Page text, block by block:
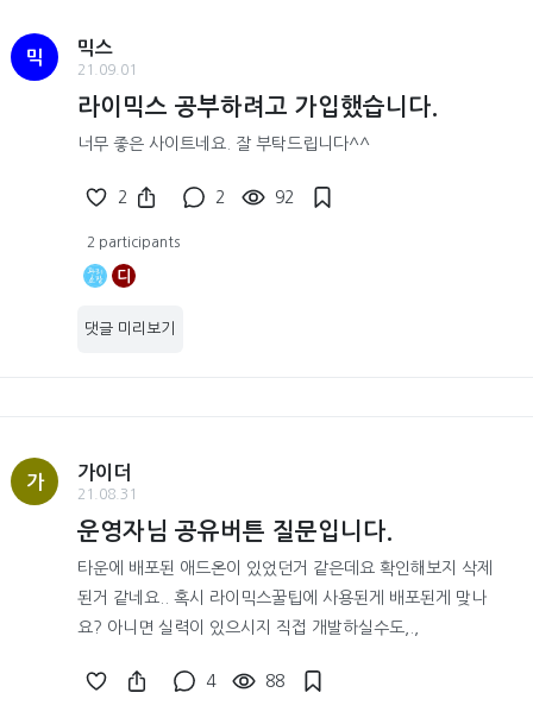
믹
믹스
21.09.01
라이믹스 공부하려고 가입했습니다.
너무 좋은 사이트네요. 잘 부탁드립니다^^
2 2 92
2 participants
디
댓글 미리보기
가
가이더
21.08.31
운영자님 공유버튼 질문입니다.
타운에 배포된 애드온이 있었던거 같은데요 확인해보지 삭제
된거 같네요.. 혹시 라이믹스꿀팁에 사용된게 배포된게 맞나
요? 아니면 실력이 있으시지 직접 개발하실수도,.,
4 88